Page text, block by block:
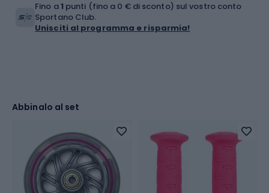
Fino a1 punti (fino a 0 € di sconto) sul vostro conto
Sportano Club.
Unisciti al programma e risparmia!
Abbinalo al set